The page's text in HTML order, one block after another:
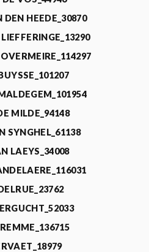
HEEDE_30870
MILDE_94148
SYNGHEL_61138
LAEYS_34008